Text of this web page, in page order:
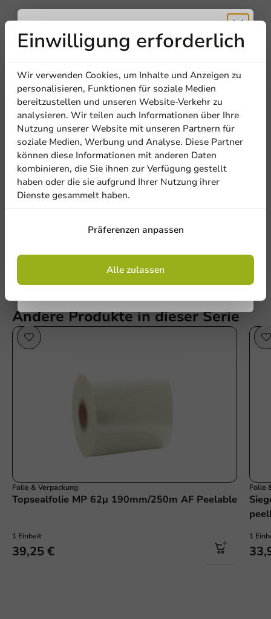
Eine Bewertung schreiben
Be the first to write a review
Siegelbare PET/PE-Folie 62µm 340mm/400m peelbar
Eine Bewertung schreiben
Andere Produkte in dieser Serie
Folie & Verpackung
Topsealfolie MP 62μ 190mm/250m AF Peelable
1 Einheit
39,25 €
Folie
1
Einwilligung erforderlich
Wir verwenden Cookies, um Inhalte und Anzeigen zu
personalisieren, Funktionen für soziale Medien
bereitzustellen und unseren Website-Verkehr zu
analysieren. Wir teilen auch Informationen über Ihre
Nutzung unserer Website mit unseren Partnern für
soziale Medien, Werbung und Analyse. Diese Partner
können diese Informationen mit anderen Daten
kombinieren, die Sie ihnen zur Verfügung gestellt
haben oder die sie aufgrund Ihrer Nutzung ihrer
Dienste gesammelt haben.
Präferenzen anpassen
Alle zulassen
Erhalten Sie
5% Rabatt
Abonnieren Sie unseren
Newsletter!
denAllgemeinen Geschäftsbedingungen
einverstanden
Datenschutzrichtlinie.